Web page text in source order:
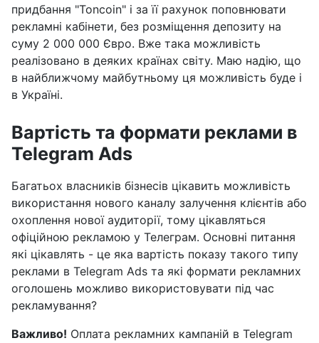
придбання "Toncoin" і за її рахунок поповнювати
рекламні кабінети, без розміщення депозиту на
суму 2 000 000 Євро. Вже така можливість
реалізовано в деяких країнах світу. Маю надію, що
в найближчому майбутньому ця можливість буде і
в Україні.
Вартість та формати реклами в
Telegram Ads
Багатьох власників бізнесів цікавить можливість
використання нового каналу залучення клієнтів або
охоплення нової аудиторії, тому цікавляться
офіційною рекламою у Телеграм. Основні питання
які цікавлять - це яка вартість показу такого типу
реклами в Telegram Ads та які формати рекламних
оголошень можливо використовувати під час
рекламування?
Важливо! Оплата рекламних кампаній в Telegram